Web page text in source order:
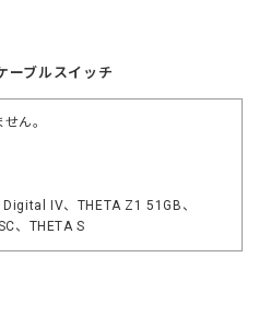
ーブルスイッチ
ん。
IV、THETA Z1 51GB、
、THETA S